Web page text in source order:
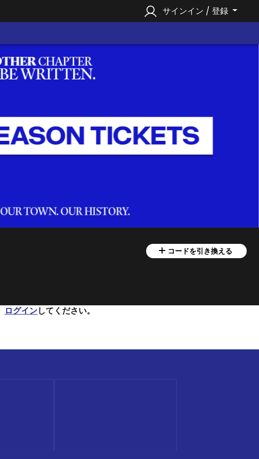
サインイン / 登録
コードを引き換える
ログインしてください。